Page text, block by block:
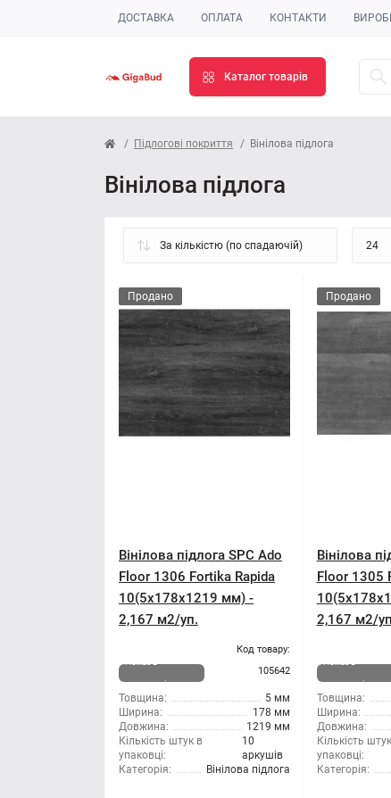
ДОСТАВКА ОПЛАТА КОНТАКТИ
Каталог товарів
Підлогові покриття Вінілова підлога
Вінілова підлога
Продано
Вінілова підлога SPC Ado
Floor 1306 Fortika Rapida
10(5x178x1219 мм) -
2,167 м2/уп.
Немає в
наявності
Код товару:
105642
Товщина:
5 мм
Ширина:
178 мм
Довжина:
1219 мм
Кількість штук в
упаковці:
10
аркушів
Категорія:
Вінілова підлога
Продано
Вінілова
Floor 1305
2,167 м2/
Немає в
наявності
Товщина:
Ширина:
Довжина:
Кількість
упаковці:
Категорія: